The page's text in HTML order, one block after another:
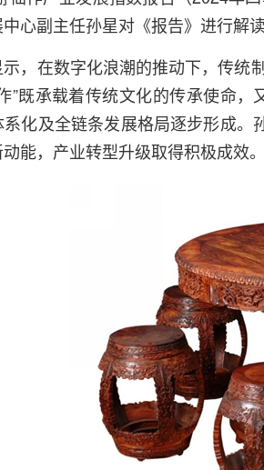
心副主任孙星对《报告》进行解
示，在数字化浪潮的推动下，传
”既承载着传统文化的传承使命
化及全链条发展格局逐步形成。
能，产业转型升级取得积极成效